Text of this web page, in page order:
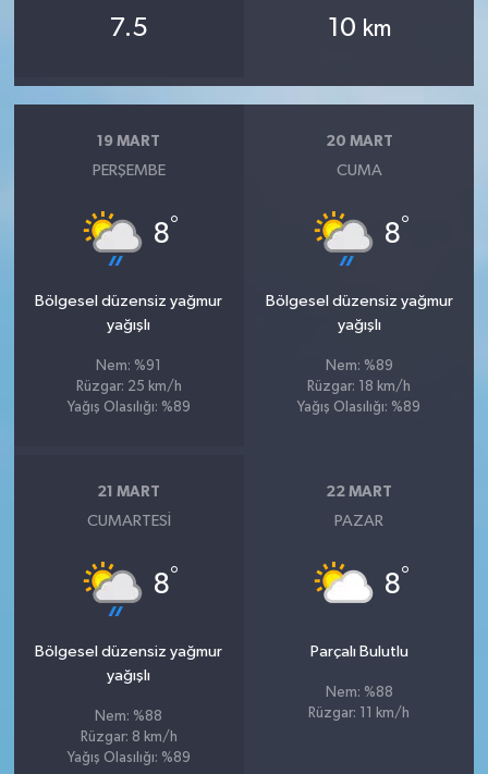
7.5 10 km
19 MART
PERŞEMBE
8°
Bölgesel düzensiz yağmur
yağışlı
Nem: %91
Rüzgar: 25 km/h
Yağış Olasılığı: %89
20 MART
CUMA
8°
Bölgesel düzensiz yağmur
yağışlı
Nem: %89
Rüzgar: 18 km/h
Yağış Olasılığı: %89
21 MART
CUMARTESI
8°
Bölgesel düzensiz yağmur
yağışlı
Nem: %88
Rüzgar: 8 km/h
Yağış Olasılığı: %89
22 MART
PAZAR
8°
Parçalı Bulutlu
Nem: %88
Rüzgar: 11 km/h